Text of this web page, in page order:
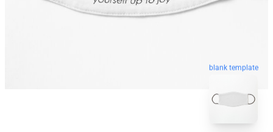
blank template